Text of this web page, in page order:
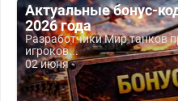
Актуальные бонус-
2026 года
Разработчики Мир танков
игроков...
02 июня